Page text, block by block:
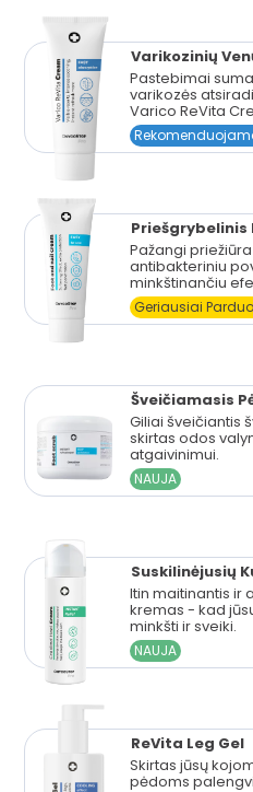
Varikozinių
Pastebimai
varikozės
Varico ReVita
Priešgrybelinis
Pažangi
antibakteriniu
minkštinančiu
Geriausiai
Šveičiamasis
Giliai šveičiantis
skirtas odos
atgaivinimui.
NAUJA
Suskilinėjusių
Itin maitinantis ir
kremas - kad
minkšti ir sveiki.
NAUJA
ReVita Leg Gel
Skirtas jūsų
pėdoms